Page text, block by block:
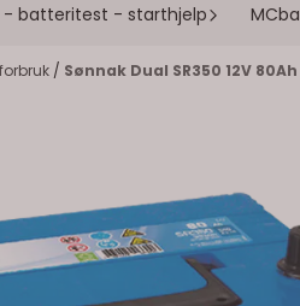
- batteritest - starthjelp
/ Sønnak Dual SR350 12V